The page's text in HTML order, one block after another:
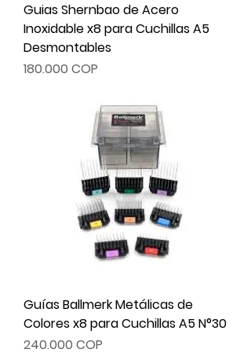
Guias Shernbao de Acero
Inoxidable x8 para Cuchillas A5
Desmontables
Precio
180.000 COP
Guías Ballmerk Metálicas de
Colores x8 para Cuchillas A5 N°30
Precio
240.000 COP